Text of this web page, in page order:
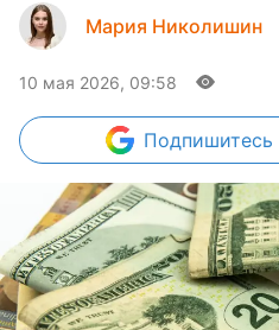
Мария Николишин
10 мая 2026, 09:58
Подпишитесь